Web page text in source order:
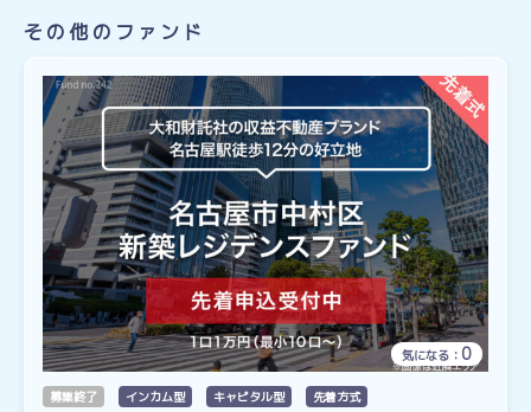
その他のファンド
気になる： 0
募集終了 インカム型 キャピタル型 先着方式